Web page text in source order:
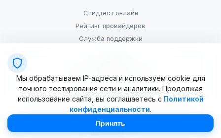
Спидтест онлайн
Рейтинг провайдеров
Служба поддержки
Условия использования
© 2025–2026 OpenSpeedTest (ИП Долматова В.В.). Все права
Мы обрабатываем IP-адреса и используем cookie для
точного тестирования сети и аналитики. Продолжая
использование сайта, вы соглашаетесь с Политикой
конфиденциальности.
Принять